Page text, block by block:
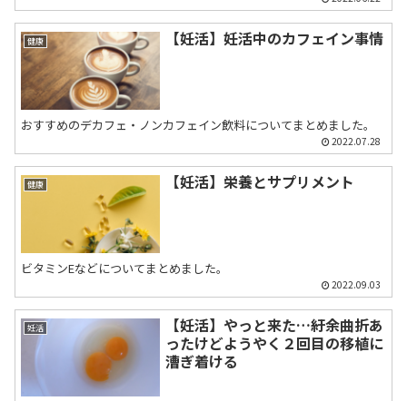
健康 【妊活】妊活中のカフェイン事情
おすすめのデカフェ・ノンカフェイン飲料についてまとめました。
2022.07.28
健康 【妊活】栄養とサプリメント
ビタミンEなどについてまとめました。
2022.09.03
妊活
【妊活】やっと来た…紆余曲折あ
ったけどようやく２回目の移植に
漕ぎ着ける